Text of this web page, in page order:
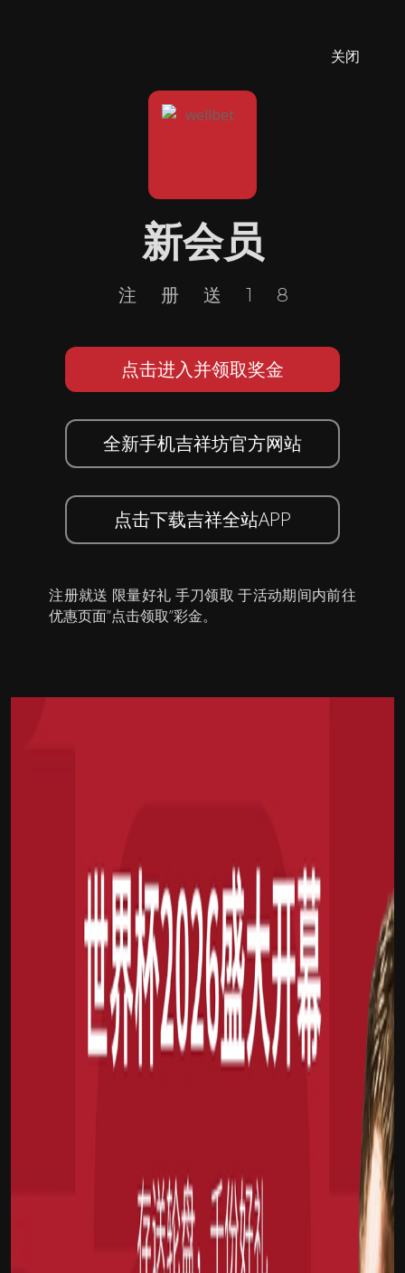
关闭
新会员
注册送18
点击进入并领取奖金
全新手机吉祥坊官方网站
点击下载吉祥全站APP
注册就送 限量好礼 手刀领取 于活动期间内前往
优惠页面”点击领取”彩金。